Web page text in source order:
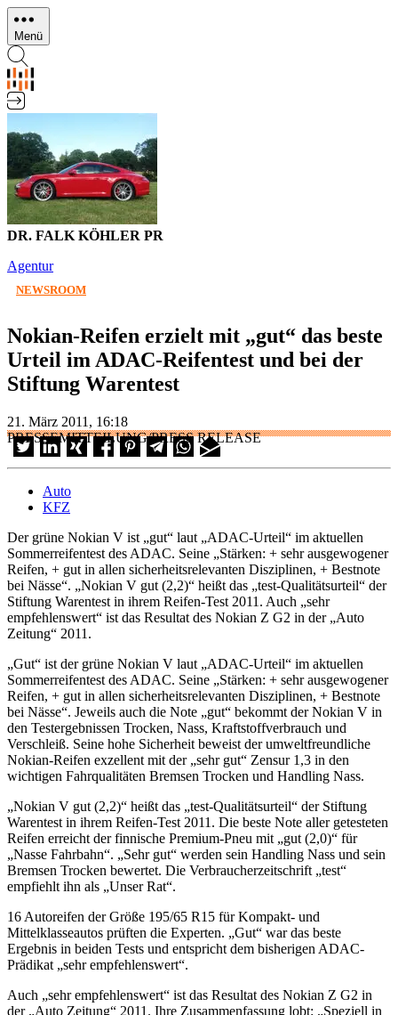
Direkt
zum
Inhalt
Menü
DR. FALK KÖHLER PR
Agentur
NEWSROOM
Nokian-Reifen erzielt mit „gut“ das beste
Urteil im ADAC-Reifentest und bei der
Stiftung Warentest
21. März 2011, 16:18
PRESSEMITTEILUNG/PRESS RELEASE
Auto
KFZ
Der grüne Nokian V ist „gut“ laut „ADAC-Urteil“ im aktuellen
Sommerreifentest des ADAC. Seine „Stärken: + sehr ausgewogener
Reifen, + gut in allen sicherheitsrelevanten Disziplinen, + Bestnote
bei Nässe“. „Nokian V gut (2,2)“ heißt das „test-Qualitätsurteil“ der
Stiftung Warentest in ihrem Reifen-Test 2011. Auch „sehr
empfehlenswert“ ist das Resultat des Nokian Z G2 in der „Auto
Zeitung“ 2011.
„Gut“ ist der grüne Nokian V laut „ADAC-Urteil“ im aktuellen
Sommerreifentest des ADAC. Seine „Stärken: + sehr ausgewogener
Reifen, + gut in allen sicherheitsrelevanten Disziplinen, + Bestnote
bei Nässe“. Jeweils auch die Note „gut“ bekommt der Nokian V in
den Testergebnissen Trocken, Nass, Kraftstoffverbrauch und
Verschleiß. Seine hohe Sicherheit beweist der umweltfreundliche
Nokian-Reifen exzellent mit der „sehr gut“ Zensur 1,3 in den
wichtigen Fahrqualitäten Bremsen Trocken und Handling Nass.
„Nokian V gut (2,2)“ heißt das „test-Qualitätsurteil“ der Stiftung
Warentest in ihrem Reifen-Test 2011. Die beste Note aller getesteten
Reifen erreicht der finnische Premium-Pneu mit „gut (2,0)“ für
„Nasse Fahrbahn“. „Sehr gut“ werden sein Handling Nass und sein
Bremsen Trocken bewertet. Die Verbraucherzeitschrift „test“
empfiehlt ihn als „Unser Rat“.
16 Autoreifen der Größe 195/65 R15 für Kompakt- und
Mittelklasseautos prüften die Experten. „Gut“ war das beste
Ergebnis in beiden Tests und entspricht dem bisherigen ADAC-
Prädikat „sehr empfehlenswert“.
Auch „sehr empfehlenswert“ ist das Resultat des Nokian Z G2 in
der „Auto Zeitung“ 2011. Ihre Zusammenfassung lobt: „Speziell in